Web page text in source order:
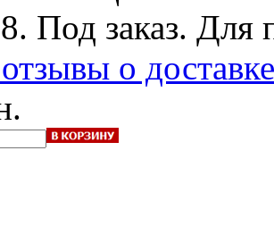
Под заказ. Для
о доставке